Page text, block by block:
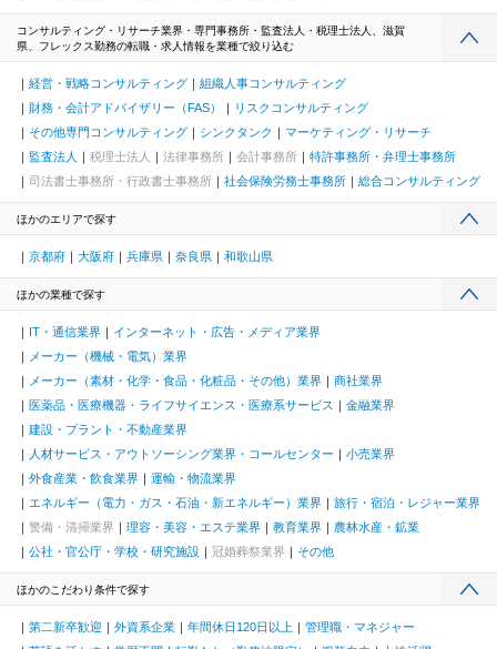
コンサルティング・リサーチ業界・専門事務所・監査法人・税理士法人、滋賀
県、フレックス勤務の転職・求人情報を業種で絞り込む
経営・戦略コンサルティング
組織人事コンサルティング
財務・会計アドバイザリー（FAS）
リスクコンサルティング
その他専門コンサルティング
シンクタンク
マーケティング・リサーチ
監査法人
税理士法人 法律事務所 会計事務所
特許事務所・弁理士事務所
司法書士事務所・行政書士事務所
社会保険労務士事務所 総合コンサルティング
ほかのエリアで探す
京都府 大阪府 兵庫県 奈良県 和歌山県
ほかの業種で探す
IT・通信業界
インターネット・広告・メディア業界
メーカー（機械・電気）業界
メーカー（素材・化学・食品・化粧品・その他）業界
商社業界
医薬品・医療機器・ライフサイエンス・医療系サービス
金融業界
建設・プラント・不動産業界
人材サービス・アウトソーシング業界・コールセンター
小売業界
外食産業・飲食業界
運輸・物流業界
エネルギー（電力・ガス・石油・新エネルギー）業界
旅行・宿泊・レジャー業界
警備・清掃業界
理容・美容・エステ業界 教育業界
農林水産・鉱業
公社・官公庁・学校・研究施設
冠婚葬祭業界 その他
ほかのこだわり条件で探す
第二新卒歓迎 外資系企業 年間休日120日以上
管理職・マネジャー